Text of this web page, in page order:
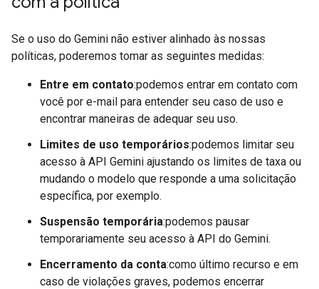
Se o uso do Gemini não estiver alinhado às nossas
políticas, poderemos tomar as seguintes medidas:
Entre em contato:podemos entrar em contato com
você por e-mail para entender seu caso de uso e
encontrar maneiras de adequar seu uso.
Limites de uso temporários:podemos limitar seu
acesso à API Gemini ajustando os limites de taxa ou
mudando o modelo que responde a uma solicitação
específica, por exemplo.
Suspensão temporária:podemos pausar
temporariamente seu acesso à API do Gemini.
Encerramento da conta:como último recurso e em
caso de violações graves, podemos encerrar